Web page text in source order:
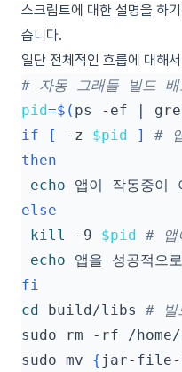
스크립트에 대한 설명을 하
습니다.
일단 전체적인 흐릅에 대해
# 자동 그래들 빌드 배
pid=$( ps -ef |
if
[ -z $pid ]
#
then
echo 앱이 작동중이
else
kill
-9 $pid # 앱
echo 앱을 성공적으
fi
cd build/libs # 빌
sudo rm -rf /home/
sudo mv { jar-file-